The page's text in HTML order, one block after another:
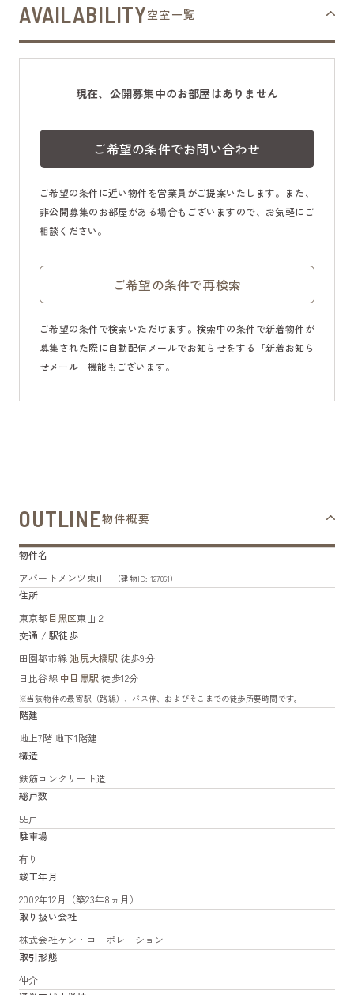
AVAILABILITY空室一覧
現在、公開募集中のお部屋はありません
ご希望の条件でお問い合わせ
ご希望の条件に近い物件を営業員がご提案いたします。また、
非公開募集のお部屋がある場合もございますので、お気軽にご
相談ください。
ご希望の条件で再検索
ご希望の条件で検索いただけます。検索中の条件で新着物件が
募集された際に自動配信メールでお知らせをする「新着お知ら
せメール」機能もございます。
OUTLINE物件概要
物件名
アパートメンツ東山
（建物ID: 127061）
住所
東京都 目黒区東山２
交通 / 駅徒歩
田園都市線 池尻大橋駅 徒歩9分
日比谷線 中目黒駅 徒歩12分
※当該物件の最寄駅（路線）、バス停、およびそこまでの徒歩所要時間です。
階建
地上7階 地下1階建
構造
鉄筋コンクリート造
総戸数
55戸
駐車場
有り
竣工年月
2002年12月（築23年8ヵ月）
取り扱い会社
株式会社ケン・コーポレーション
取引形態
仲介